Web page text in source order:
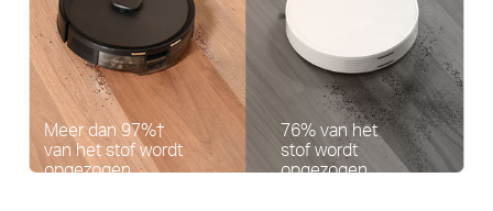
Meer dan 97%†
van het stof wordt
opgezogen
76% van het
stof wordt
opgezogen